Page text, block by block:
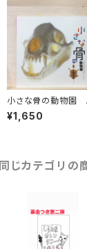
小さな骨の動物園
XIL出版
¥1,650
同じカテゴリの